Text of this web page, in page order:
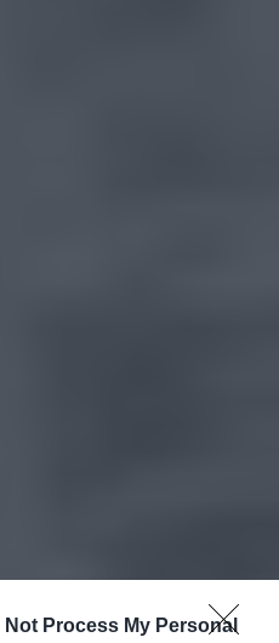
Not Process My Personal